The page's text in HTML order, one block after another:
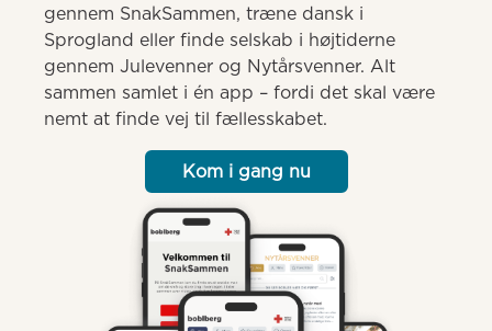
gennem SnakSammen, træne dansk i
Sprogland eller finde selskab i højtiderne
gennem Julevenner og Nytårsvenner. Alt
sammen samlet i én app – fordi det skal være
nemt at finde vej til fællesskabet.
Kom i gang nu